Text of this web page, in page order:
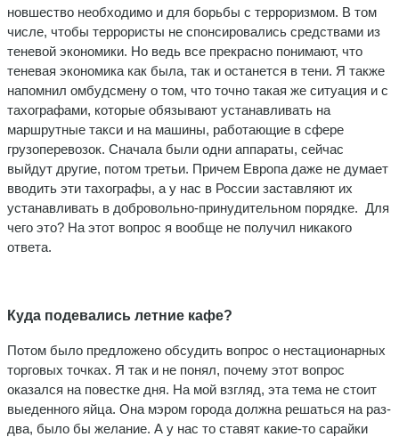
новшество необходимо и для борьбы с терроризмом. В том
числе, чтобы террористы не спонсировались средствами из
теневой экономики. Но ведь все прекрасно понимают, что
теневая экономика как была, так и останется в тени. Я также
напомнил омбудсмену о том, что точно такая же ситуация и с
тахографами, которые обязывают устанавливать на
маршрутные такси и на машины, работающие в сфере
грузоперевозок. Сначала были одни аппараты, сейчас
выйдут другие, потом третьи. Причем Европа даже не думает
вводить эти тахографы, а у нас в России заставляют их
устанавливать в добровольно-принудительном порядке. Для
чего это? На этот вопрос я вообще не получил никакого
ответа.
Куда подевались летние кафе?
Потом было предложено обсудить вопрос о нестационарных
торговых точках. Я так и не понял, почему этот вопрос
оказался на повестке дня. На мой взгляд, эта тема не стоит
выеденного яйца. Она мэром города должна решаться на раз-
два, было бы желание. А у нас то ставят какие-то сарайки